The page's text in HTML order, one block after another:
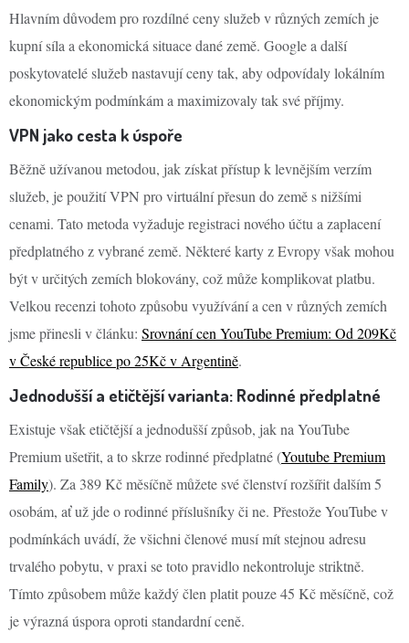
Hlavním důvodem pro rozdílné ceny služeb v různých zemích je
kupní síla a ekonomická situace dané země. Google a další
poskytovatelé služeb nastavují ceny tak, aby odpovídaly lokálním
ekonomickým podmínkám a maximizovaly tak své příjmy.
VPN jako cesta k úspoře
Běžně užívanou metodou, jak získat přístup k levnějším verzím
služeb, je použití VPN pro virtuální přesun do země s nižšími
cenami. Tato metoda vyžaduje registraci nového účtu a zaplacení
předplatného z vybrané země. Některé karty z Evropy však mohou
být v určitých zemích blokovány, což může komplikovat platbu.
Velkou recenzi tohoto způsobu využívání a cen v různých zemích
jsme přinesli v článku: Srovnání cen YouTube Premium: Od 209Kč
v České republice po 25Kč v Argentině.
Jednodušší a etičtější varianta: Rodinné předplatné
Existuje však etičtější a jednodušší způsob, jak na YouTube
Premium ušetřit, a to skrze rodinné předplatné (Youtube Premium
Family). Za 389 Kč měsíčně můžete své členství rozšířit dalším 5
osobám, ať už jde o rodinné příslušníky či ne. Přestože YouTube v
podmínkách uvádí, že všichni členové musí mít stejnou adresu
trvalého pobytu, v praxi se toto pravidlo nekontroluje striktně.
Tímto způsobem může každý člen platit pouze 45 Kč měsíčně, což
je výrazná úspora oproti standardní ceně.